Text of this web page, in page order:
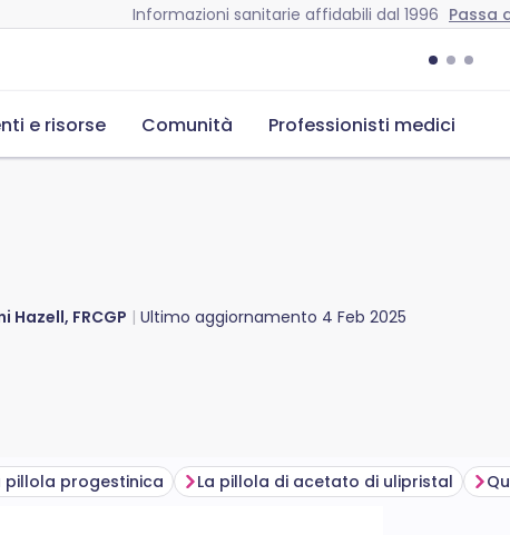
Informazioni sanitarie affidabili dal 1996 Passa
e risorse Comunità Professionisti medici
Hazell, FRCGP Ultimo aggiornamento 4 Feb 2025
pillola progestinica La pillola di acetato di ulipristal